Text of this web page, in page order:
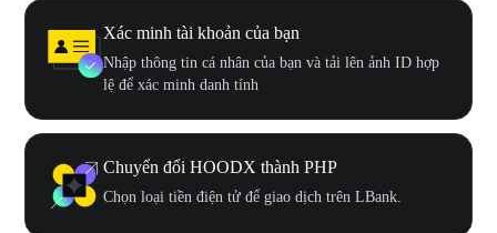
Xác minh tài khoản của bạn
Nhập thông tin cá nhân của bạn và tải lên ảnh ID hợp
lệ để xác minh danh tính
Chuyển đổi HOODX thành PHP
Chọn loại tiền điện tử để giao dịch trên LBank.